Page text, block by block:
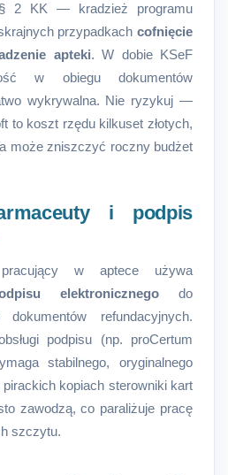
2 KK — kradzież programu
przypadkach cofnięcie
apteki. W dobie KSeF
w obiegu dokumentów
wykrywalna. Nie ryzykuj —
to koszt rzędu kilkuset złotych,
może zniszczyć roczny budżet
i podpis
w aptece używa
elektronicznego do
refundacyjnych.
podpisu (np. proCertum
stabilnego, oryginalnego
kopiach sterowniki kart
zawodzą, co paraliżuje pracę
szczytu.